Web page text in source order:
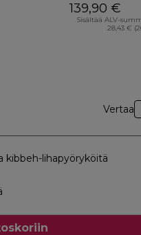
139,90 €
Sisältää ALV-
28,43 €
Vertaa
kibbeh-lihapyöryköitä